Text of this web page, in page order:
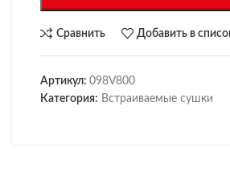
Сравнить Добавить в
Артикул: 098V800
Категория: Встраиваемые сушки